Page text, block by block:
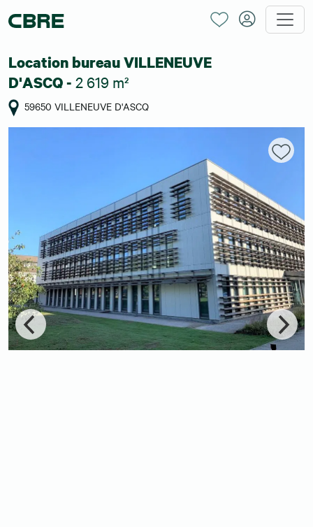
Location bureau VILLENEUVE
D'ASCQ - 2 619 m²
59650 VILLENEUVE D'ASCQ